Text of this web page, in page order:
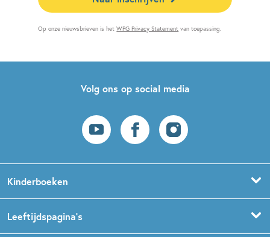
Op onze nieuwsbrieven is hetWPG Privacy Statement van toepassing.
Volg ons op social media
Kinderboeken
Prentenboeken
Leeftijdspagina’s